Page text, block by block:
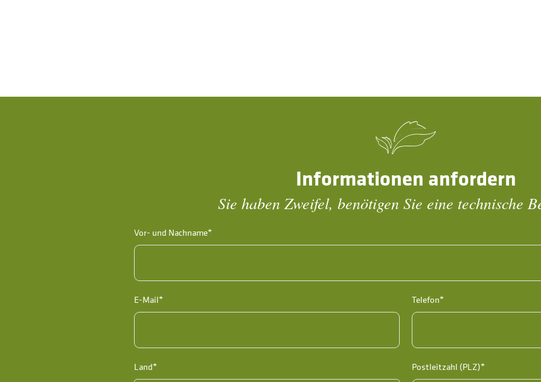
Informationen anfordern
Sie haben Zweifel, benötigen Sie eine technische
Vor- und Nachname*
E-Mail* Telefon*
Land* Postleitzahl (PLZ)*